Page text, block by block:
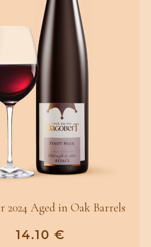
2024 Aged in Oak Barrels
14.10 €